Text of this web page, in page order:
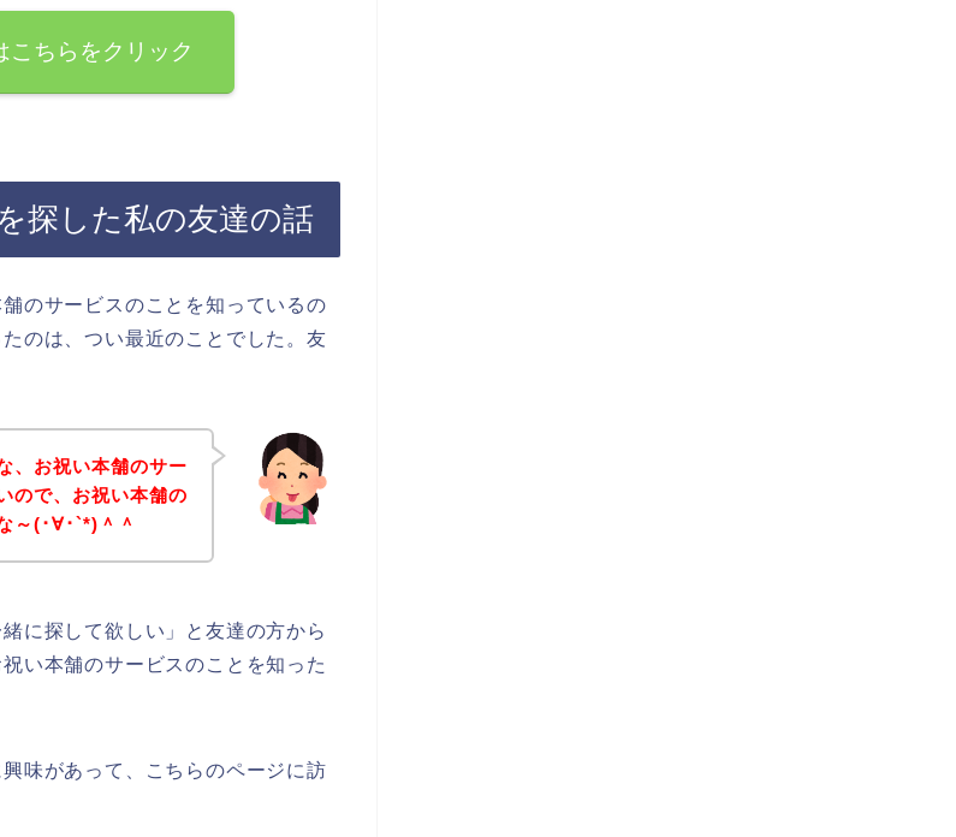
こちらをクリック
探した私の友達の話
のサービスのことを知っているの
のは、つい最近のことでした。友
、お祝い本舗のサー
ので、お祝い本舗の
～(･∀･`*)＾＾
に探して欲しい」と友達の方から
い本舗のサービスのことを知った
味があって、こちらのページに訪